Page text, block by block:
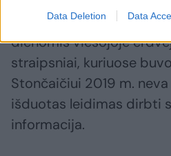
Data Deletion Data
sausio mėnesį po to,
dienomis viešojoje
straipsniai, kuriuose
Stončaičiui 2019 m.
išduotas leidimas dirbti
informacija.